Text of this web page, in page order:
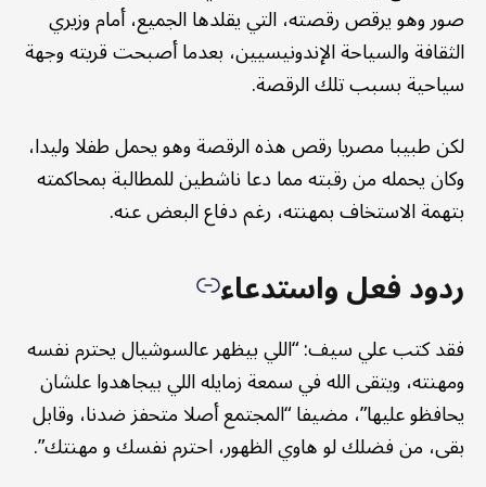
صور وهو يرقص رقصته، التي يقلدها الجميع، أمام وزيري
الثقافة والسياحة الإندونيسيين، بعدما أصبحت قريته وجهة
سياحية بسبب تلك الرقصة.
لكن طبيبا مصريا رقص هذه الرقصة وهو يحمل طفلا وليدا،
وكان يحمله من رقبته مما دعا ناشطين للمطالبة بمحاكمته
بتهمة الاستخاف بمهنته، رغم دفاع البعض عنه.
ردود فعل واستدعاء
فقد كتب علي سيف: “اللي بيظهر عالسوشيال يحترم نفسه
ومهنته، ويتقى الله في سمعة زمايله اللي بيجاهدوا علشان
يحافظو عليها”، مضيفا “المجتمع أصلا متحفز ضدنا، وقابل
بقى، من فضلك لو هاوي الظهور، احترم نفسك و مهنتك”.